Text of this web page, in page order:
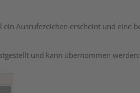
Ausrufezeichen erscheint und eine
und kann übernommen werden: